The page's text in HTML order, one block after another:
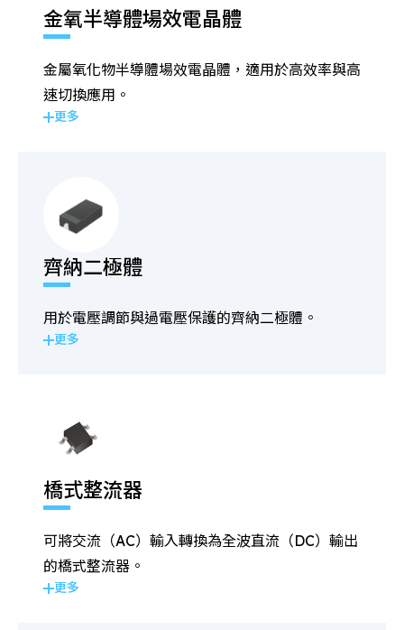
金氧半導體場效電晶體
金屬氧化物半導體場效電晶體，適用於高效率與高
速切換應用。
更多
齊納二極體
用於電壓調節與過電壓保護的齊納二極體。
更多
橋式整流器
可將交流（AC）輸入轉換為全波直流（DC）輸出
的橋式整流器。
更多